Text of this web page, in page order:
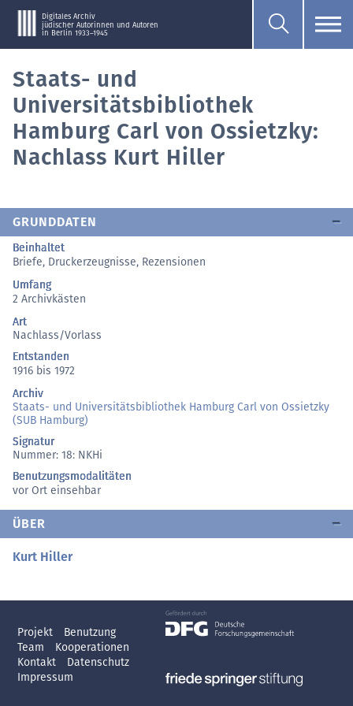
Digitales Archiv
jüdischer Autorinnen und Autoren
in Berlin 1933–1945
Staats- und
Universitätsbibliothek
Hamburg Carl von Ossietzky:
Nachlass Kurt Hiller
GRUNDDATEN
Beinhaltet
Briefe, Druckerzeugnisse, Rezensionen
Umfang
2 Archivkästen
Art
Nachlass/Vorlass
Entstanden
1916 bis 1972
Archiv
Staats- und Universitätsbibliothek Hamburg Carl von Ossietzky
(SUB Hamburg)
Signatur
Nummer: 18: NKHi
Benutzungsmodalitäten
vor Ort einsehbar
ÜBER
Kurt Hiller
Projekt
Benutzung
Team
Kooperationen
Kontakt
Datenschutz
Impressum